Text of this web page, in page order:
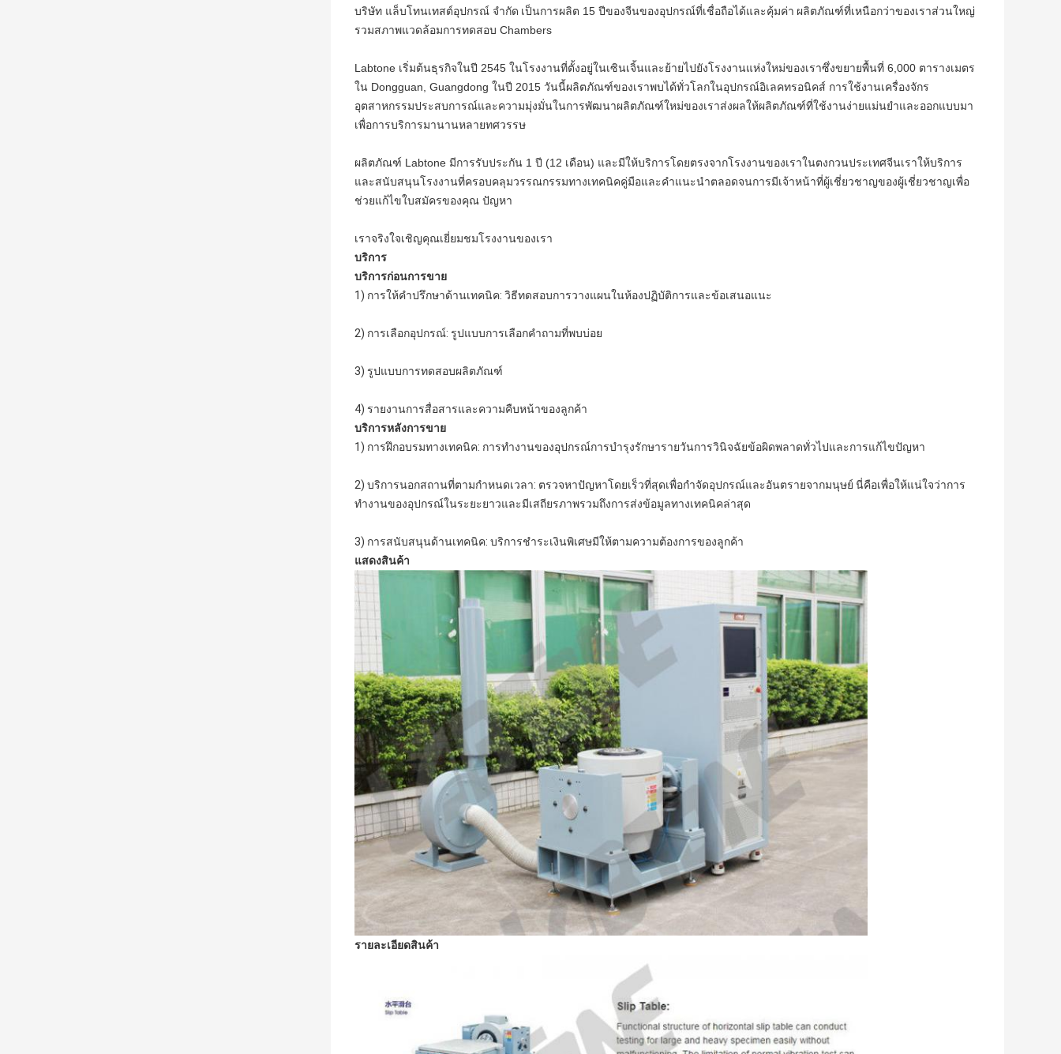
บริษัท แล็บโทนเทสต์อุปกรณ์ จำกัด เป็นการผลิต 15 ปีของจีนของอุปกรณ์ที่เชื่อถือได้และคุ้มค่า ผลิตภัณฑ์ที่เหนือกว่าของเราส่วนใหญ่
รวมสภาพแวดล้อมการทดสอบ Chambers
Labtone เริ่มต้นธุรกิจในปี 2545 ในโรงงานที่ตั้งอยู่ในเซินเจิ้นและย้ายไปยังโรงงานแห่งใหม่ของเราซึ่งขยายพื้นที่ 6,000 ตารางเมตร
ใน Dongguan, Guangdong ในปี 2015 วันนี้ผลิตภัณฑ์ของเราพบได้ทั่วโลกในอุปกรณ์อิเลคทรอนิคส์ การใช้งานเครื่องจักร
อุตสาหกรรมประสบการณ์และความมุ่งมั่นในการพัฒนาผลิตภัณฑ์ใหม่ของเราส่งผลให้ผลิตภัณฑ์ที่ใช้งานง่ายแม่นยำและออกแบบมา
เพื่อการบริการมานานหลายทศวรรษ
ผลิตภัณฑ์ Labtone มีการรับประกัน 1 ปี (12 เดือน) และมีให้บริการโดยตรงจากโรงงานของเราในตงกวนประเทศจีนเราให้บริการ
และสนับสนุนโรงงานที่ครอบคลุมวรรณกรรมทางเทคนิคคู่มือและคำแนะนำตลอดจนการมีเจ้าหน้าที่ผู้เชี่ยวชาญของผู้เชี่ยวชาญเพื่อ
ช่วยแก้ไขใบสมัครของคุณ ปัญหา
เราจริงใจเชิญคุณเยี่ยมชมโรงงานของเรา
บริการ
บริการก่อนการขาย
1) การให้คำปรึกษาด้านเทคนิค: วิธีทดสอบการวางแผนในห้องปฏิบัติการและข้อเสนอแนะ
2) การเลือกอุปกรณ์: รูปแบบการเลือกคำถามที่พบบ่อย
3) รูปแบบการทดสอบผลิตภัณฑ์
4) รายงานการสื่อสารและความคืบหน้าของลูกค้า
บริการหลังการขาย
1) การฝึกอบรมทางเทคนิค: การทำงานของอุปกรณ์การบำรุงรักษารายวันการวินิจฉัยข้อผิดพลาดทั่วไปและการแก้ไขปัญหา
2) บริการนอกสถานที่ตามกำหนดเวลา: ตรวจหาปัญหาโดยเร็วที่สุดเพื่อกำจัดอุปกรณ์และอันตรายจากมนุษย์ นี่คือเพื่อให้แน่ใจว่าการ
ทำงานของอุปกรณ์ในระยะยาวและมีเสถียรภาพรวมถึงการส่งข้อมูลทางเทคนิคล่าสุด
3) การสนับสนุนด้านเทคนิค: บริการชำระเงินพิเศษมีให้ตามความต้องการของลูกค้า
แสดงสินค้า
รายละเอียดสินค้า